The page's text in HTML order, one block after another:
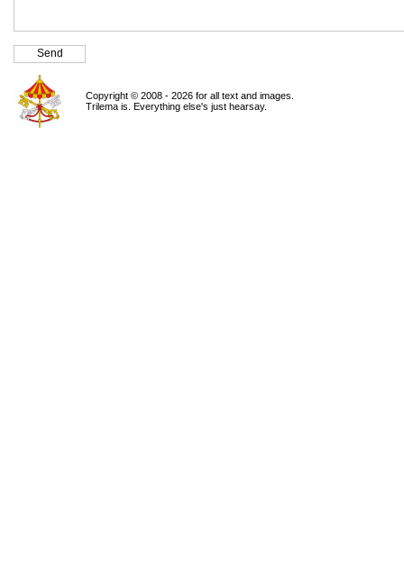
Copyright © 2008 - 2026 for all text and images.
Trilema is. Everything else's just hearsay.